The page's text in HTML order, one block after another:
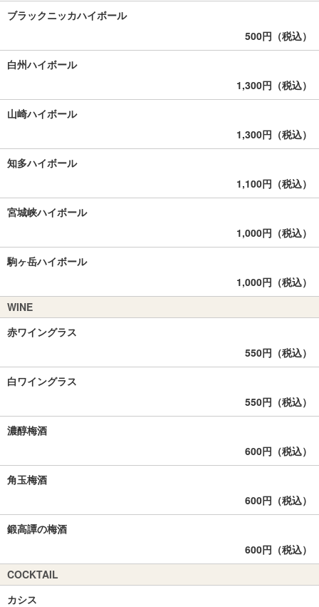
ブラックニッカハイボール
500円（税込）
白州ハイボール
1,300円（税込）
山崎ハイボール
1,300円（税込）
知多ハイボール
1,100円（税込）
宮城峡ハイボール
1,000円（税込）
駒ヶ岳ハイボール
1,000円（税込）
WINE
赤ワイングラス
550円（税込）
白ワイングラス
550円（税込）
濃醇梅酒
600円（税込）
角玉梅酒
600円（税込）
鍛高譚の梅酒
600円（税込）
COCKTAIL
カシス